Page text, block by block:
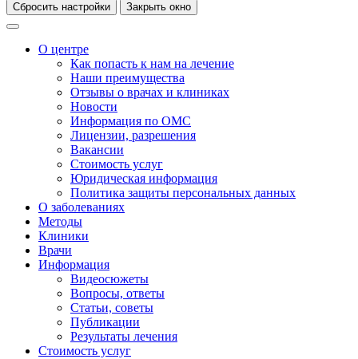
Сбросить настройки Закрыть окно
О центре
Как попасть к нам на лечение
Наши преимущества
Отзывы о врачах и клиниках
Новости
Информация по ОМС
Лицензии, разрешения
Вакансии
Стоимость услуг
Юридическая информация
Политика защиты персональных данных
О заболеваниях
Методы
Клиники
Врачи
Информация
Видеосюжеты
Вопросы, ответы
Статьи, советы
Публикации
Результаты лечения
Стоимость услуг